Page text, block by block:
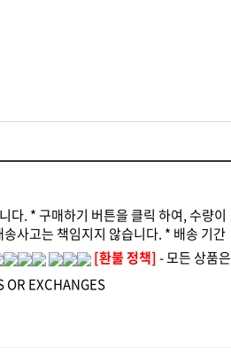
다. * 구매하기 버튼을 클릭 하여, 수량이
사고는 책임지지 않습니다. * 배송 기간
[환불 정책]- 모든 상품은
OR EXCHANGES